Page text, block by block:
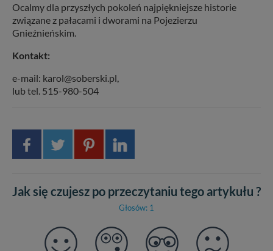
Ocalmy dla przyszłych pokoleń najpiękniejsze historie
związane z pałacami i dworami na Pojezierzu
Gnieźnieńskim.
Kontakt:
e-mail: karol@soberski.pl,
lub tel. 515-980-504
Jak się czujesz po przeczytaniu tego artykułu ?
Głosów: 1